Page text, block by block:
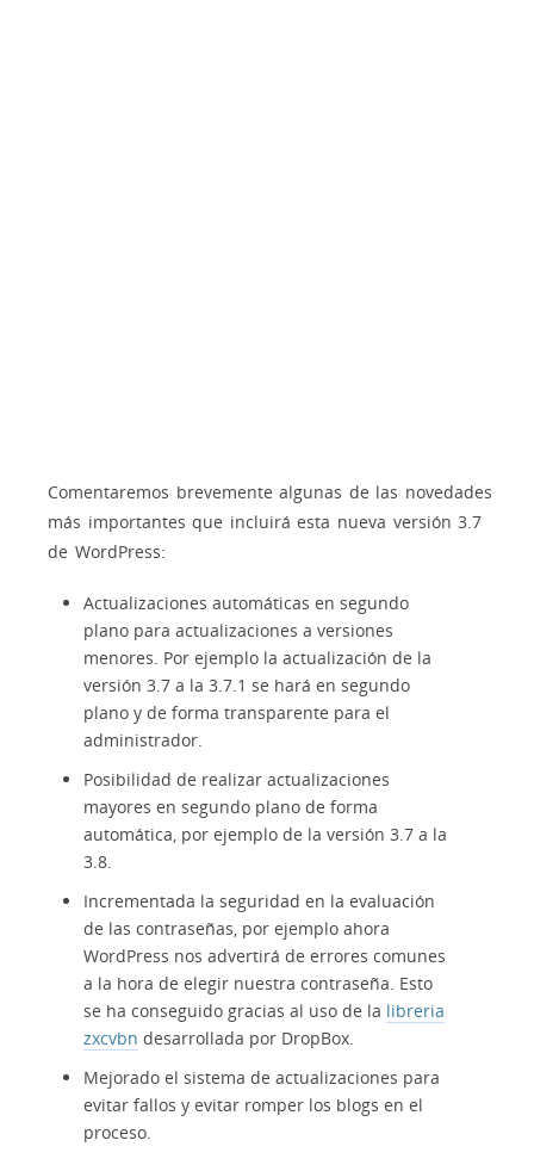
Comentaremos brevemente algunas de las novedades
más importantes que incluirá esta nueva versión 3.7
de WordPress:
Actualizaciones automáticas en segundo
plano para actualizaciones a versiones
menores. Por ejemplo la actualización de la
versión 3.7 a la 3.7.1 se hará en segundo
plano y de forma transparente para el
administrador.
Posibilidad de realizar actualizaciones
mayores en segundo plano de forma
automática, por ejemplo de la versión 3.7 a la
3.8.
Incrementada la seguridad en la evaluación
de las contraseñas, por ejemplo ahora
WordPress nos advertirá de errores comunes
a la hora de elegir nuestra contraseña. Esto
se ha conseguido gracias al uso de la libreria
zxcvbn desarrollada por DropBox.
Mejorado el sistema de actualizaciones para
evitar fallos y evitar romper los blogs en el
proceso.